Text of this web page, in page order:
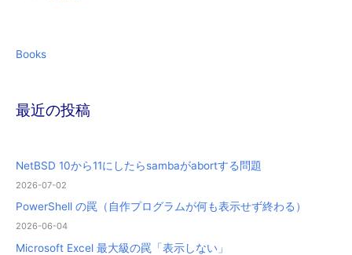
Books
最近の投稿
NetBSD 10から11にしたらsambaがabortする問題
2026-07-02
PowerShell の罠（自作プログラムが何も表示せず終わる）
2026-06-04
Microsoft Excel 最大級の罠「表示しない」